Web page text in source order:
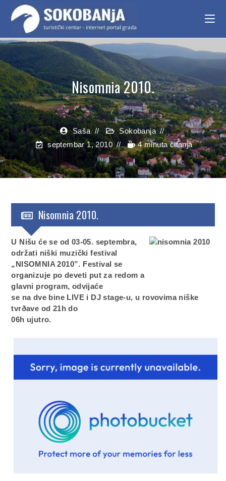
Nisomnia 2010.
Saša
Sokobanja
septembar 1, 2010
4 minuta čitanja
Nisomnia 2010.
U Nišu će se od 03-05. septembra,
održati niški muzički festival
„NISOMNIA 2010”. Festival se
organizuje po deveti put za redom a
glavni program, odvijaće
se na dve bine LIVE i DJ stage-u, u rovovima niške
tvrðave od 21h do
06h ujutro.